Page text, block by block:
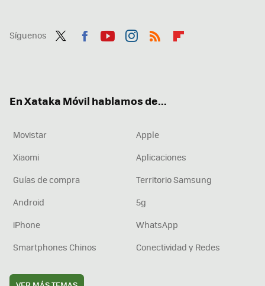
Síguenos
En Xataka Móvil hablamos de...
Movistar
Apple
Xiaomi
Aplicaciones
Guías de compra
Territorio Samsung
Android
5g
iPhone
WhatsApp
Smartphones Chinos
Conectividad y Redes